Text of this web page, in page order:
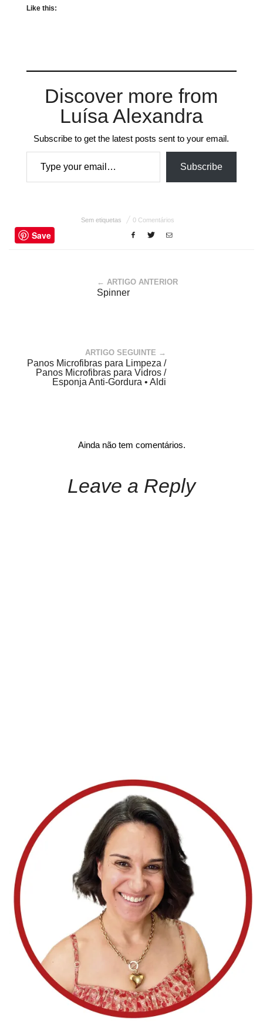
Like this:
Discover more from
Luísa Alexandra
Subscribe to get the latest posts sent to your email.
Type your email…
Subscribe
Sem etiquetas 0 Comentários
Save
← ARTIGO ANTERIOR
Spinner
ARTIGO SEGUINTE →
Panos Microfibras para Limpeza /
Panos Microfibras para Vidros /
Esponja Anti-Gordura • Aldi
Ainda não tem comentários.
Leave a Reply